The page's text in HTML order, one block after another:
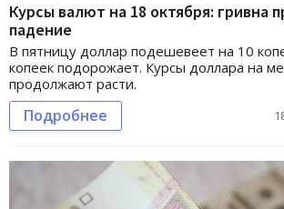
Курсы валют на 18 октября: гривна
падение
В пятницу доллар подешевеет на 10
копеек подорожает. Курсы доллара на
продолжают расти.
Подробнее